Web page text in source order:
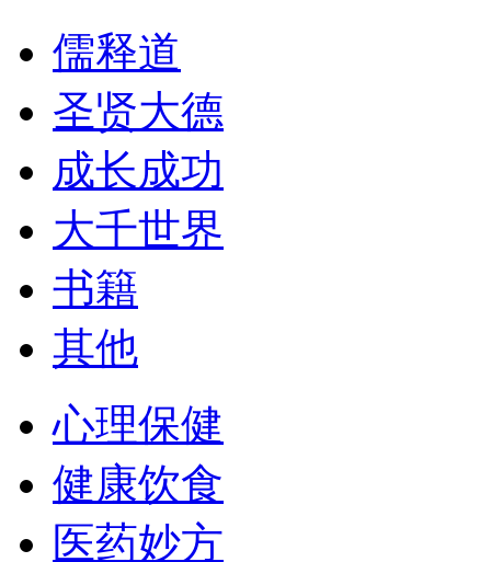
儒释道
圣贤大德
成长成功
大千世界
书籍
其他
心理保健
健康饮食
医药妙方